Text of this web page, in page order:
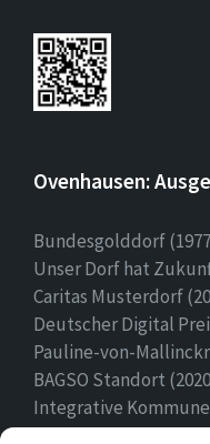
Ovenhausen:
Bundesgolddorf
Unser Dorf hat
Caritas Musterdorf
Deutscher Digital
Pauline-von-
BAGSO Standort
Integrative Kommune
Ehrenamtspreis